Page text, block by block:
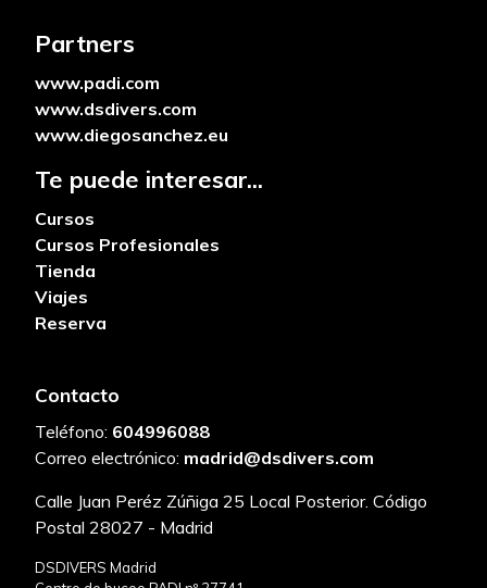
Partners
www.padi.com
www.dsdivers.com
www.diegosanchez.eu
Te puede interesar...
Cursos
Cursos Profesionales
Tienda
Viajes
Reserva
Contacto
Teléfono: 604996088
Correo electrónico: madrid@dsdivers.com
Calle Juan Peréz Zúñiga 25 Local Posterior. Código
Postal 28027 - Madrid
DSDIVERS Madrid